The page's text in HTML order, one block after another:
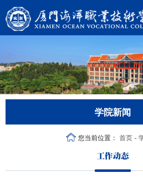
学院新闻
工作动态
您当前位置： 首页-